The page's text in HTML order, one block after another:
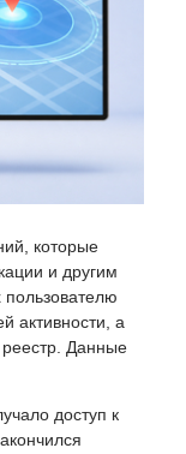
которые
и другим
активности, а
Данные
доступ к